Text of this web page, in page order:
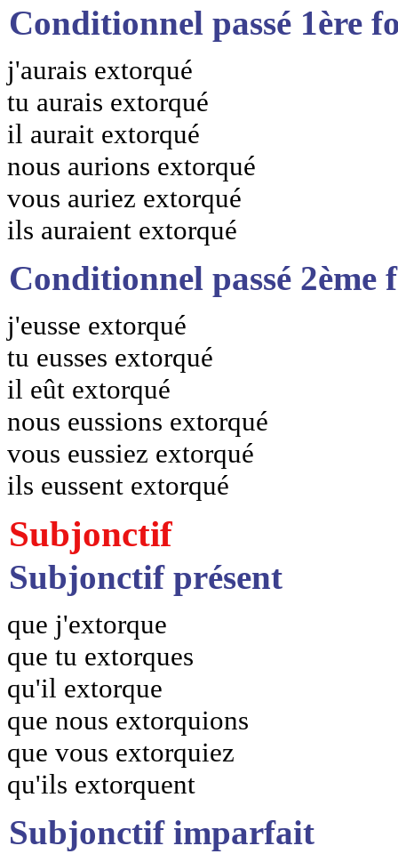
Conditionnel passé 1ère
j'aurais extorqué
tu aurais extorqué
il aurait extorqué
nous aurions extorqué
vous auriez extorqué
ils auraient extorqué
Conditionnel passé 2ème
j'eusse extorqué
tu eusses extorqué
il eût extorqué
nous eussions extorqué
vous eussiez extorqué
ils eussent extorqué
Subjonctif
Subjonctif présent
que j'extorque
que tu extorques
qu'il extorque
que nous extorquions
que vous extorquiez
qu'ils extorquent
Subjonctif imparfait